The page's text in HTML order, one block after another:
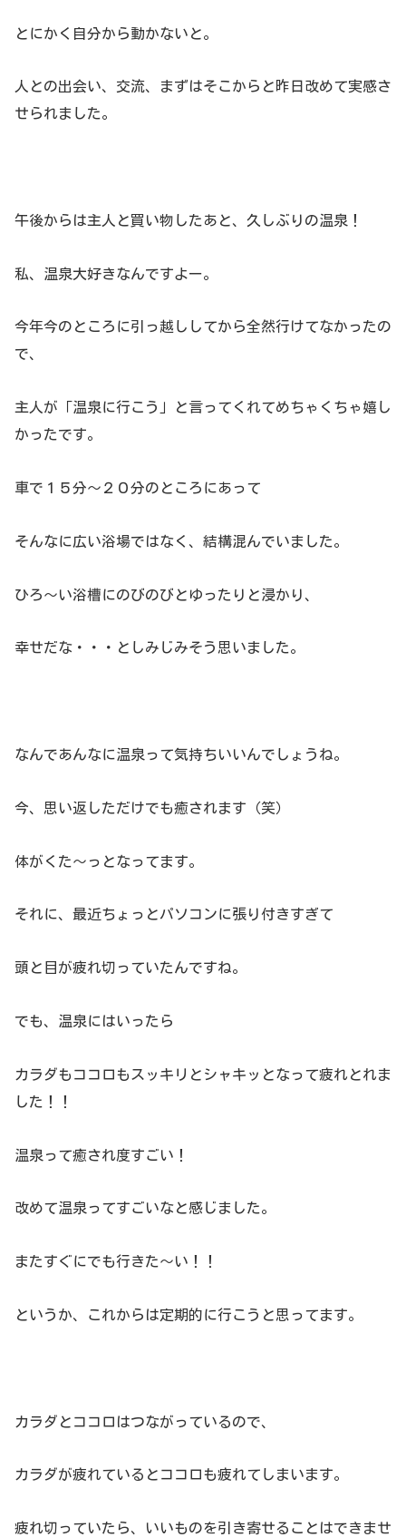
とにかく自分から動かないと。
人との出会い、交流、まずはそこからと昨日改めて実感さ
せられました。
午後からは主人と買い物したあと、久しぶりの温泉！
私、温泉大好きなんですよー。
今年今のところに引っ越ししてから全然行けてなかったの
で、
主人が「温泉に行こう」と言ってくれてめちゃくちゃ嬉し
かったです。
車で１５分～２０分のところにあって
そんなに広い浴場ではなく、結構混んでいました。
ひろ～い浴槽にのびのびとゆったりと浸かり、
幸せだな・・・としみじみそう思いました。
なんであんなに温泉って気持ちいいんでしょうね。
今、思い返しただけでも癒されます（笑）
体がくた～っとなってます。
それに、最近ちょっとパソコンに張り付きすぎて
頭と目が疲れ切っていたんですね。
でも、温泉にはいったら
カラダもココロもスッキリとシャキッとなって疲れとれま
した！！
温泉って癒され度すごい！
改めて温泉ってすごいなと感じました。
またすぐにでも行きた～い！！
というか、これからは定期的に行こうと思ってます。
カラダとココロはつながっているので、
カラダが疲れているとココロも疲れてしまいます。
疲れ切っていたら、いいものを引き寄せることはできませ